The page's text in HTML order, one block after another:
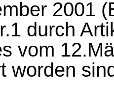
2001
durch
vom
worden